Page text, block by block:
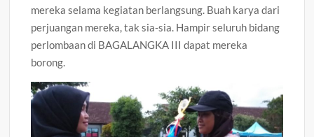
mereka selama kegiatan berlangsung. Buah karya dari
perjuangan mereka, tak sia-sia. Hampir seluruh bidang
perlombaan di BAGALANGKA III dapat mereka
borong.